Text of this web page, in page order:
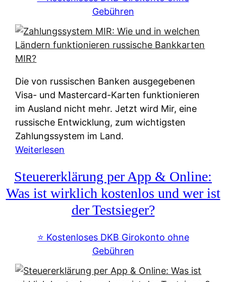
-
l
t
n
a
t
i
v
e
&
f
r
e
u
s
Gebühren
Die von russischen Banken ausgegebenen
Visa- und Mastercard-Karten funktionieren
im Ausland nicht mehr. Jetzt wird Mir, eine
russische Entwicklung, zum wichtigsten
Zahlungssystem im Land.
Weiterlesen
a
h
g
s
Steuererklärung per App & Online:
Was ist wirklich kostenlos und wer ist
der Testsieger?
⭐️ Kostenloses DKB Girokonto ohne
Gebühren